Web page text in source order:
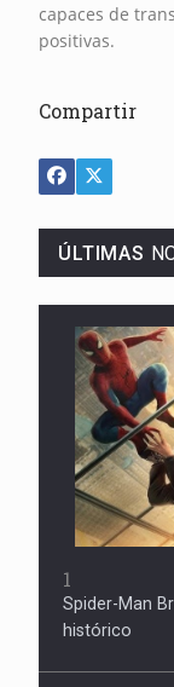
capaces de
positivas.
Compartir
ÚLTIMAS
1
Spider-Man
histórico